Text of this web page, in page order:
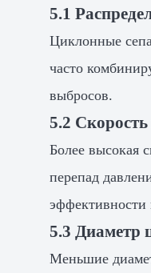
5.1
Циклонные
часто
выбросов.
5.2 Скорость
Более высокая
перепад
эффективности
5.3 Диаметр
Меньшие